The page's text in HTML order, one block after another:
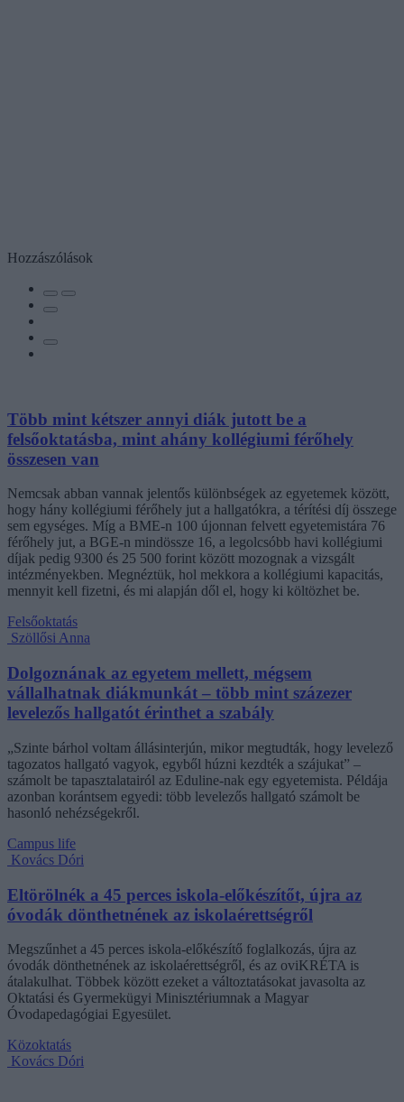
Hozzászólások
Több mint kétszer annyi diák jutott be a
felsőoktatásba, mint ahány kollégiumi férőhely
összesen van
Nemcsak abban vannak jelentős különbségek az egyetemek között,
hogy hány kollégiumi férőhely jut a hallgatókra, a térítési díj összege
sem egységes. Míg a BME-n 100 újonnan felvett egyetemistára 76
férőhely jut, a BGE-n mindössze 16, a legolcsóbb havi kollégiumi
díjak pedig 9300 és 25 500 forint között mozognak a vizsgált
intézményekben. Megnéztük, hol mekkora a kollégiumi kapacitás,
mennyit kell fizetni, és mi alapján dől el, hogy ki költözhet be.
Felsőoktatás
Szöllősi Anna
Dolgoznának az egyetem mellett, mégsem
vállalhatnak diákmunkát – több mint százezer
levelezős hallgatót érinthet a szabály
„Szinte bárhol voltam állásinterjún, mikor megtudták, hogy levelező
tagozatos hallgató vagyok, egyből húzni kezdték a szájukat” –
számolt be tapasztalatairól az Eduline-nak egy egyetemista. Példája
azonban korántsem egyedi: több levelezős hallgató számolt be
hasonló nehézségekről.
Campus life
Kovács Dóri
Eltörölnék a 45 perces iskola-előkészítőt, újra az
óvodák dönthetnének az iskolaérettségről
Megszűnhet a 45 perces iskola-előkészítő foglalkozás, újra az
óvodák dönthetnének az iskolaérettségről, és az oviKRÉTA is
átalakulhat. Többek között ezeket a változtatásokat javasolta az
Oktatási és Gyermekügyi Minisztériumnak a Magyar
Óvodapedagógiai Egyesület.
Közoktatás
Kovács Dóri